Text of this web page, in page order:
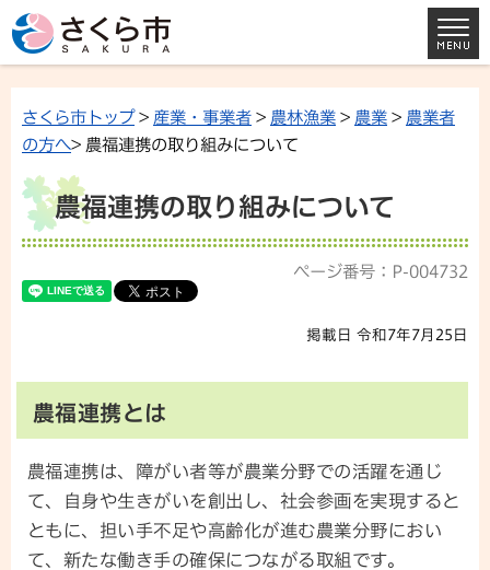
さくら市トップ> 産業・事業者 > 農林漁業 > 農業 > 農業者
の方へ> 農福連携の取り組みについて
農福連携の取り組みについて
ページ番号：P-004732
掲載日 令和7年7月25日
農福連携とは
農福連携は、障がい者等が農業分野での活躍を通じ
て、自身や生きがいを創出し、社会参画を実現すると
ともに、担い手不足や高齢化が進む農業分野におい
て、新たな働き手の確保につながる取組です。